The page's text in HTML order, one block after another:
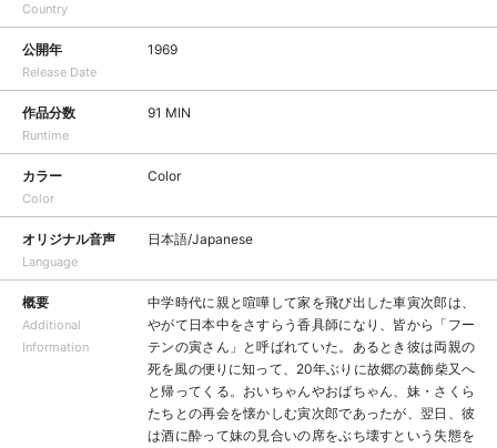
Country
公開年
Release Date
1969
作品分数
Runtime
91 MIN
カラー
Color
Color
オリジナル音声
Language
日本語/Japanese
概要
Additional
Information
中学時代に親と喧嘩して家を飛び出した車寅次郎は、
やがて日本中をさすらう香具師になり、皆から「フー
テンの寅さん」と呼ばれていた。あるとき彼は両親の
死を風の便りに知って、20年ぶりに故郷の葛飾柴又へ
と帰ってくる。おいちゃんやおばちゃん、妹・さくら
たちとの再会を懐かしむ寅次郎であったが、翌日、彼
は酒に酔って妹の見合いの席をぶち壊すという失態を